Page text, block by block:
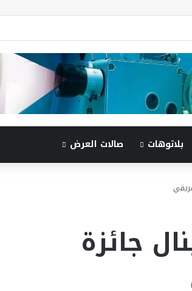
بلاتوهات صالات العرض
جائزة